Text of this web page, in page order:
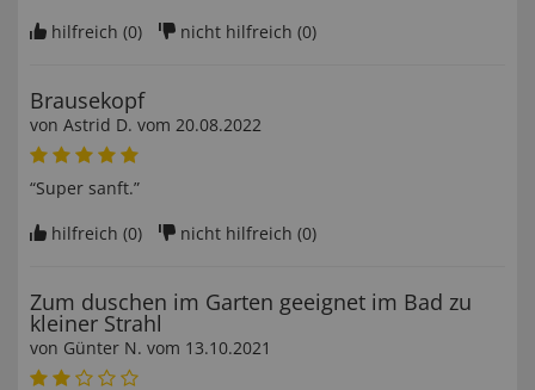
hilfreich (0) nicht hilfreich (0)
Brausekopf
von Astrid D. vom 20.08.2022
“Super sanft.”
hilfreich (0) nicht hilfreich (0)
Zum duschen im Garten geeignet im Bad zu
kleiner Strahl
von Günter N. vom 13.10.2021